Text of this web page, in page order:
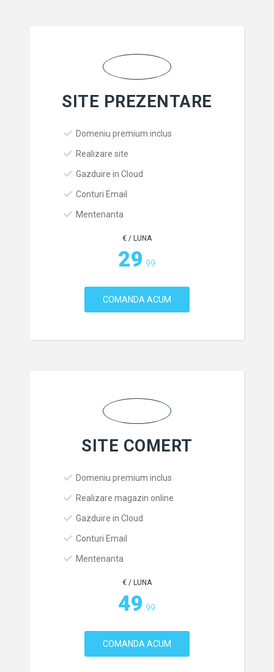
SITE PREZENTARE
Domeniu premium inclus
Realizare site
Gazduire in Cloud
Conturi Email
Mentenanta
€ / LUNA
29 .99
COMANDA ACUM
SITE COMERT
Domeniu premium inclus
Realizare magazin online
Gazduire in Cloud
Conturi Email
Mentenanta
€ / LUNA
49 .99
COMANDA ACUM